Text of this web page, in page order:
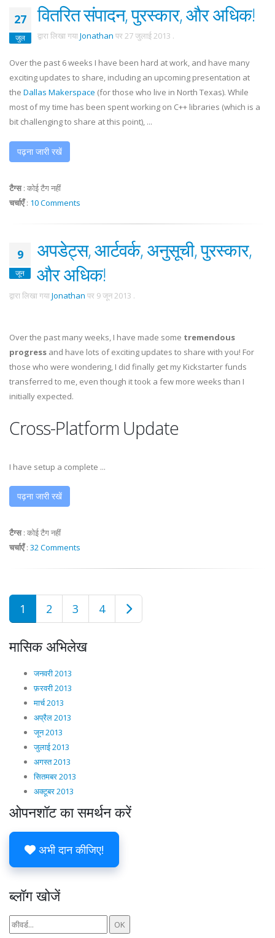
27
जुल
वितरित संपादन, पुरस्कार, और अधिक!
द्वारा लिखा गयाJonathan पर27 जुलाई 2013 .
Over the past 6 weeks I have been hard at work, and have many
exciting updates to share, including an upcoming presentation at
the Dallas Makerspace (for those who live in North Texas). While
most of my time has been spent working on C++ libraries (which is a
bit challenging to share at this point), ...
पढ़ना जारी रखें
टैग्स: कोई टैग नहीं
चर्चाएँ: 10 Comments
9
जून
अपडेट्स, आर्टवर्क, अनुसूची, पुरस्कार,
और अधिक!
द्वारा लिखा गयाJonathan पर 9 जून 2013 .
Over the past many weeks, I have made some tremendous
progress and have lots of exciting updates to share with you! For
those who were wondering, I did finally get my Kickstarter funds
transferred to me, even though it took a few more weeks than I
initially expected.
Cross-Platform Update
I have setup a complete ...
पढ़ना जारी रखें
टैग्स: कोई टैग नहीं
चर्चाएँ: 32 Comments
1 2 3 4
मासिक अभिलेख
जनवरी 2013
फ़रवरी 2013
मार्च 2013
अप्रैल 2013
जून 2013
जुलाई 2013
अगस्त 2013
सितमबर 2013
अक्टूबर 2013
ओपनशॉट का समर्थन करें
अभी दान कीजिए!
ब्लॉग खोजें